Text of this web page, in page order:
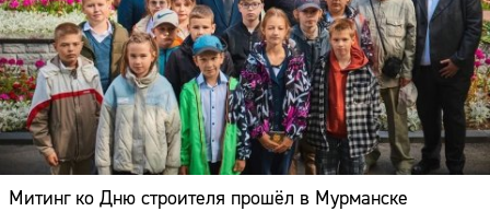
Митинг ко Дню строителя прошёл в Мурманске